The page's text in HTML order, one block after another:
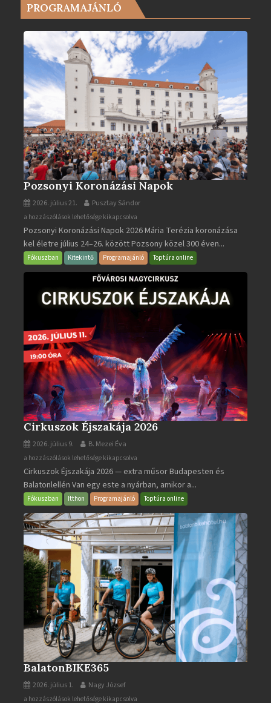
2025-
bejegyzéshez
PROGRAMAJÁNLÓ
Pozsonyi Koronázási Napok
2026. július 21. Pusztay Sándor
Pozsonyi
Koronázási
Napok
bejegyzéshez
a hozzászólások lehetősége kikapcsolva
Pozsonyi Koronázási Napok 2026 Mária Terézia koronázása
kel életre július 24–26. között Pozsony közel 300 éven...
Fókuszban Kitekintő Programajánló Toptúra online
Cirkuszok Éjszakája 2026
2026. július 9. B. Mezei Éva
Cirkuszok
Éjszakája
2026
bejegyzéshez
a hozzászólások lehetősége kikapcsolva
Cirkuszok Éjszakája 2026 — extra műsor Budapesten és
Balatonlellén Van egy este a nyárban, amikor a...
Fókuszban Itthon Programajánló Toptúra online
BalatonBIKE365
2026. július 1. Nagy József
BalatonBIKE365
a hozzászólások lehetősége kikapcsolva